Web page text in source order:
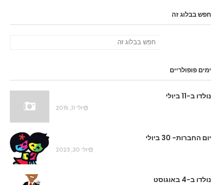
חפש בבלוג זה
ימים פופולריים
נולדו ב-11 ביולי
יולי 11, 2015
יום החברות- 30 ביולי
יולי 30, 2023
נולדו ב-4 באוגוסט